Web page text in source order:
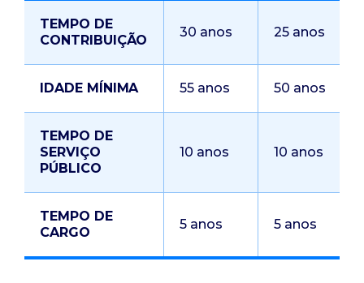
TEMPO DE
CONTRIBUIÇÃO
30 anos 25 anos
IDADE MÍNIMA 55 anos 50 anos
TEMPO DE
SERVIÇO
PÚBLICO
10 anos 10 anos
TEMPO DE
CARGO
5 anos 5 anos